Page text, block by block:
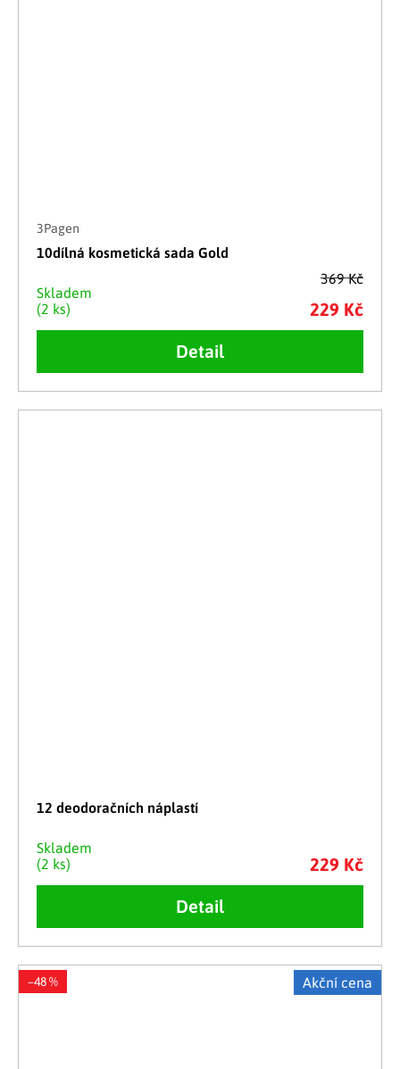
369 Kč
3Pagen
10dílná kosmetická sada Gold
Skladem
(2 ks)
229 Kč
Detail
12 deodoračních náplastí
Skladem
(2 ks)
229 Kč
Detail
Akční cena
–48 %